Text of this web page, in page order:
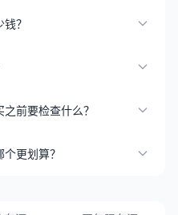
？
前要检查什么？
更划算？